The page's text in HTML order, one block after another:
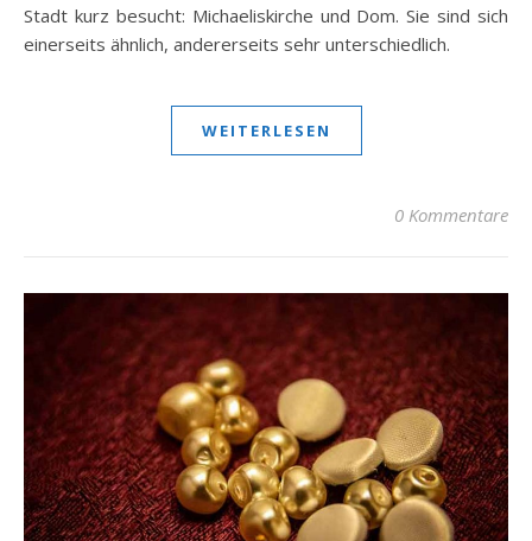
Stadt kurz besucht: Michaeliskirche und Dom. Sie sind sich
einerseits ähnlich, andererseits sehr unterschiedlich.
WEITERLESEN
0 Kommentare